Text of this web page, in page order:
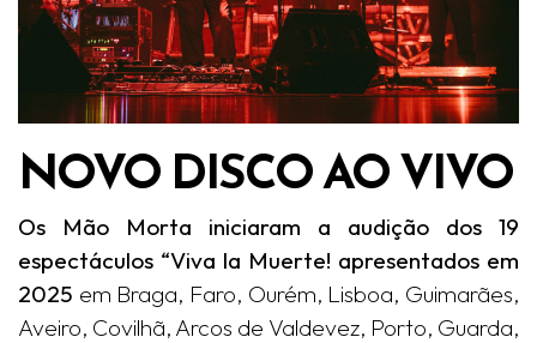
NOVO DISCO AO VIVO
Os Mão Morta iniciaram a audição dos 19
espectáculos “Viva la Muerte! apresentados em
2025 em Braga, Faro, Ourém, Lisboa, Guimarães,
Aveiro, Covilhã, Arcos de Valdevez, Porto, Guarda,